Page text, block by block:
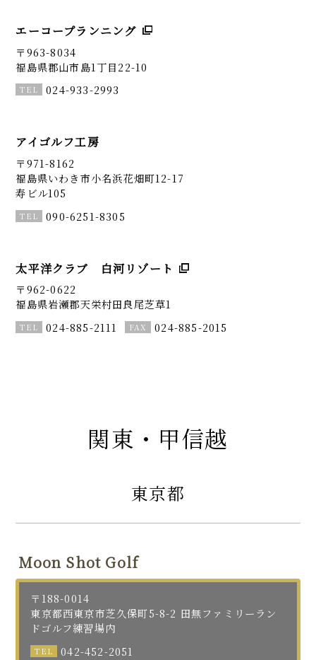
エーコープランニング
〒963-8034
福島県郡山市島1丁目22-10
024-933-2993
アイゴルフ工房
〒971-8162
福島県いわき市小名浜花畑町12-17
寿ビル105
090-6251-8305
太平洋クラブ 白河リゾート
〒962-0622
福島県岩瀬郡天栄村田良尾芝草1
024-885-2111
024-885-2015
関東・甲信越
東京都
Moon Shot Golf
〒188-0014
東京都西東京市芝久保町5-8-2 田無ファミリーラン
ドゴルフ練習場内
042-452-2051